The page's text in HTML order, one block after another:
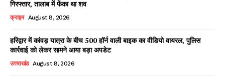
गिरफ्तार, तालाब में फेंका था शव
क्राइम August 8, 2026
हरिद्वार में कांवड़ यात्रा के बीच 500 हॉर्न वाली बाइक का वीडियो वायरल, पुलिस
कार्रवाई को लेकर सामने आया बड़ा अपडेट
उत्तराखंड August 8, 2026